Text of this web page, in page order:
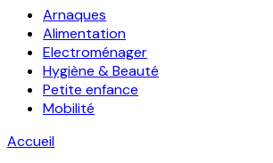
Arnaques
Alimentation
Electroménager
Hygiène & Beauté
Petite enfance
Mobilité
Accueil